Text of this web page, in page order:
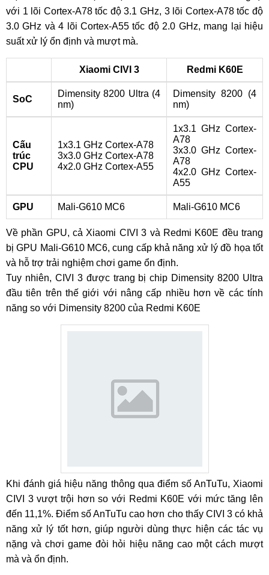
với 1 lõi Cortex-A78 tốc độ 3.1 GHz, 3 lõi Cortex-A78 tốc độ
3.0 GHz và 4 lõi Cortex-A55 tốc độ 2.0 GHz, mang lại hiệu
suất xử lý ổn định và mượt mà.
Xiaomi CIVI 3 Redmi K60E
SoC
Dimensity 8200 Ultra (4
nm)
Dimensity 8200 (4
nm)
Cấu
trúc
CPU
1x3.1 GHz Cortex-A78
3x3.0 GHz Cortex-A78
4x2.0 GHz Cortex-A55
1x3.1 GHz Cortex-
A78
3x3.0 GHz Cortex-
A78
4x2.0 GHz Cortex-
A55
GPU Mali-G610 MC6 Mali-G610 MC6
Về phần GPU, cả Xiaomi CIVI 3 và Redmi K60E đều trang
bị GPU Mali-G610 MC6, cung cấp khả năng xử lý đồ họa tốt
và hỗ trợ trải nghiệm chơi game ổn định.
Tuy nhiên, CIVI 3 được trang bị chip Dimensity 8200 Ultra
đầu tiên trên thế giới với nâng cấp nhiều hơn về các tính
năng so với Dimensity 8200 của Redmi K60E
Khi đánh giá hiệu năng thông qua điểm số AnTuTu, Xiaomi
CIVI 3 vượt trội hơn so với Redmi K60E với mức tăng lên
đến 11,1%. Điểm số AnTuTu cao hơn cho thấy CIVI 3 có khả
năng xử lý tốt hơn, giúp người dùng thực hiện các tác vụ
nặng và chơi game đòi hỏi hiệu năng cao một cách mượt
mà và ổn định.